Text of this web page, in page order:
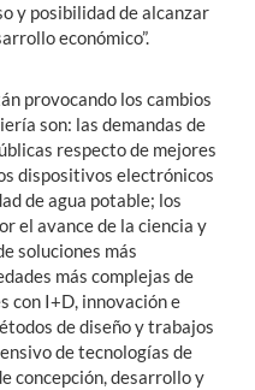
y posibilidad de alcanzar
económico”.
provocando los cambios
son: las demandas de
respecto de mejores
dispositivos electrónicos
de agua potable; los
el avance de la ciencia y
soluciones más
más complejas de
con I+D, innovación e
de diseño y trabajos
de tecnologías de
concepción, desarrollo y